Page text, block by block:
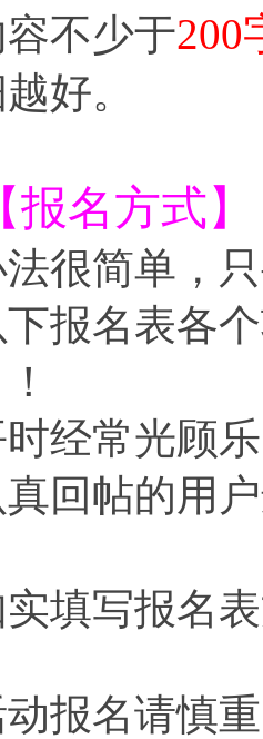
不少于200
好。
报名方式】
很简单，
报名表各
经常光顾
回帖的用
实填写报名
报名请慎